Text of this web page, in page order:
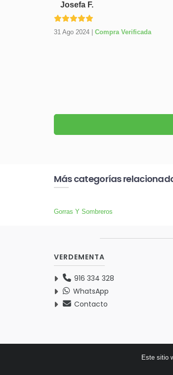
Josefa F.
31 Ago 2024| Compra Verificada
Más categorías
Gorras Y Sombreros
VERDEMENTA
916 334 328
WhatsApp
Contacto
Este sitio